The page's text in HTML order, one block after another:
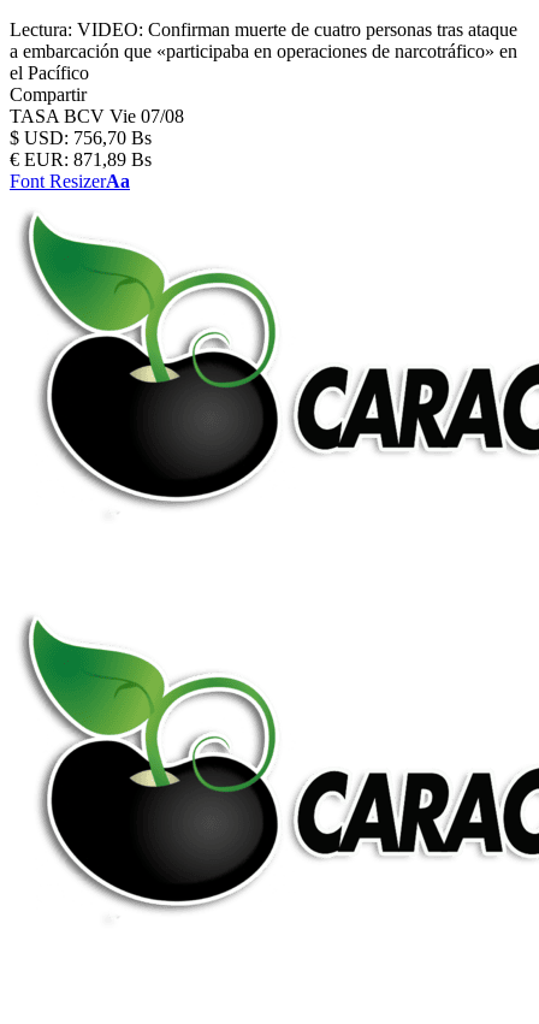
Lectura: VIDEO: Confirman muerte de cuatro personas tras ataque
a embarcación que «participaba en operaciones de narcotráfico» en
el Pacífico
Compartir
TASA BCV Vie 07/08
$ USD: 756,70 Bs
€ EUR: 871,89 Bs
Font ResizerAa